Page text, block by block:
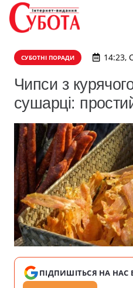
СУБОТНІ ПОРАДИ 14:23,
Чипси з
сушарці:
ПІДПИШІТЬСЯ НА НАС В